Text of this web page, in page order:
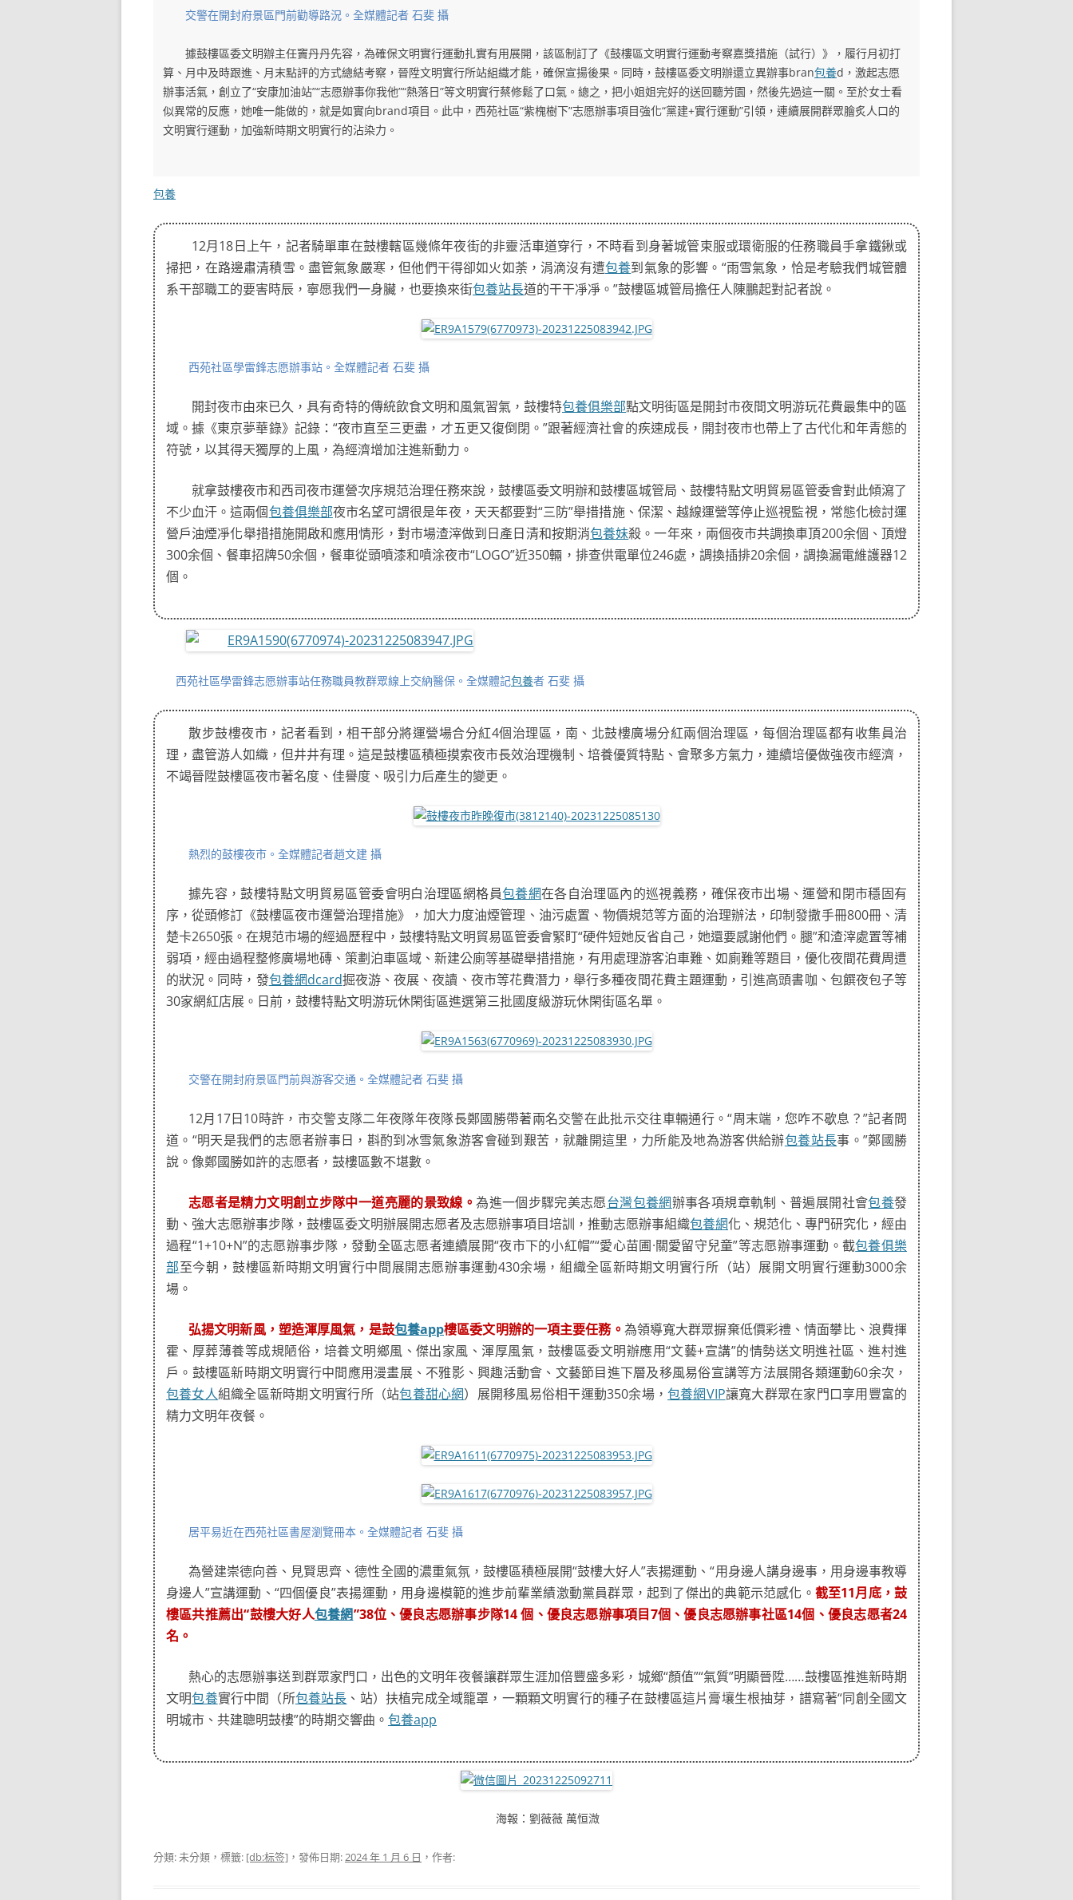
交警在開封府景區門前勸導路況。全媒體記者 石斐 攝
據鼓樓區委文明辦主任竇丹丹先容，為確保文明實行運動扎實有用展開，該區制訂了《鼓樓區文明實行運動考察嘉獎措施（試行）》，履行月初打
算、月中及時跟進、月末點評的方式總結考察，晉陞文明實行所站組織才能，確保宣揚後果。同時，鼓樓區委文明辦還立異辦事bran包養d，激起志愿
辦事活氣，創立了“安康加油站”“志愿辦事你我他”“熱落日”等文明實行蔡修鬆了口氣。總之，把小姐姐完好的送回聽芳園，然後先過這一關。至於女士看
似異常的反應，她唯一能做的，就是如實向brand項目。此中，西苑社區“紫槐樹下”志愿辦事項目強化“黨建+實行運動”引領，連續展開群眾膾炙人口的
文明實行運動，加強新時期文明實行的沾染力。
包養
12月18日上午，記者騎單車在鼓樓轄區幾條年夜街的非靈活車道穿行，不時看到身著城管束服或環衛服的任務職員手拿鐵鍬或
掃把，在路邊肅清積雪。盡管氣象嚴寒，但他們干得卻如火如荼，涓滴沒有遭包養到氣象的影響。“雨雪氣象，恰是考驗我們城管體
系干部職工的要害時辰，寧愿我們一身臟，也要換來街包養站長道的干干凈凈。”鼓樓區城管局擔任人陳鵬起對記者說。
西苑社區學雷鋒志愿辦事站。全媒體記者 石斐 攝
開封夜市由來已久，具有奇特的傳統飲食文明和風氣習氣，鼓樓特包養俱樂部點文明街區是開封市夜間文明游玩花費最集中的區
域。據《東京夢華錄》記錄：“夜市直至三更盡，才五更又復倒閉。”跟著經濟社會的疾速成長，開封夜市也帶上了古代化和年青態的
符號，以其得天獨厚的上風，為經濟增加注進新動力。
就拿鼓樓夜市和西司夜市運營次序規范治理任務來說，鼓樓區委文明辦和鼓樓區城管局、鼓樓特點文明貿易區管委會對此傾瀉了
不少血汗。這兩個包養俱樂部夜市名望可謂很是年夜，天天都要對“三防”舉措措施、保潔、越線運營等停止巡視監視，常態化檢討運
營戶油煙凈化舉措措施開啟和應用情形，對市場渣滓做到日產日清和按期消包養妹殺。一年來，兩個夜市共調換車頂200余個、頂燈
300余個、餐車招牌50余個，餐車從頭噴漆和噴涂夜市“LOGO”近350輛，排查供電單位246處，調換插排20余個，調換漏電維護器12
個。
西苑社區學雷鋒志愿辦事站任務職員教群眾線上交納醫保。全媒體記包養者 石斐 攝
散步鼓樓夜市，記者看到，相干部分將運營場合分紅4個治理區，南、北鼓樓廣場分紅兩個治理區，每個治理區都有收集員治
理，盡管游人如織，但井井有理。這是鼓樓區積極摸索夜市長效治理機制、培養優質特點、會聚多方氣力，連續培優做強夜市經濟，
不竭晉陞鼓樓區夜市著名度、佳譽度、吸引力后產生的變更。
熱烈的鼓樓夜市。全媒體記者趙文建 攝
據先容，鼓樓特點文明貿易區管委會明白治理區網格員包養網在各自治理區內的巡視義務，確保夜市出場、運營和閉市穩固有
序，從頭修訂《鼓樓區夜市運營治理措施》，加大力度油煙管理、油污處置、物價規范等方面的治理辦法，印制發撒手冊800冊、清
楚卡2650張。在規范市場的經過歷程中，鼓樓特點文明貿易區管委會緊盯“硬件短她反省自己，她還要感謝他們。腿”和渣滓處置等補
弱項，經由過程整修廣場地磚、策劃泊車區域、新建公廁等基礎舉措措施，有用處理游客泊車難、如廁難等題目，優化夜間花費周遭
的狀況。同時，發包養網dcard掘夜游、夜展、夜讀、夜市等花費潛力，舉行多種夜間花費主題運動，引進高頭書咖、包饌夜包子等
30家網紅店展。日前，鼓樓特點文明游玩休閑街區進選第三批國度級游玩休閑街區名單。
交警在開封府景區門前與游客交通。全媒體記者 石斐 攝
12月17日10時許，市交警支隊二年夜隊年夜隊長鄭國勝帶著兩名交警在此批示交往車輛通行。“周末端，您咋不歇息？”記者問
道。“明天是我們的志愿者辦事日，斟酌到冰雪氣象游客會碰到艱苦，就離開這里，力所能及地為游客供給辦包養站長事。”鄭國勝
說。像鄭國勝如許的志愿者，鼓樓區數不堪數。
志愿者是精力文明創立步隊中一道亮麗的景致線。為進一個步驟完美志愿台灣包養網辦事各項規章軌制、普遍展開社會包養發
動、強大志愿辦事步隊，鼓樓區委文明辦展開志愿者及志愿辦事項目培訓，推動志愿辦事組織包養網化、規范化、專門研究化，經由
過程“1+10+N”的志愿辦事步隊，發動全區志愿者連續展開“夜市下的小紅帽”“愛心苗圃·關愛留守兒童”等志愿辦事運動。截包養俱樂
部至今朝，鼓樓區新時期文明實行中間展開志愿辦事運動430余場，組織全區新時期文明實行所（站）展開文明實行運動3000余
場。
弘揚文明新風，塑造渾厚風氣，是鼓包養app樓區委文明辦的一項主要任務。 為領導寬大群眾摒棄低價彩禮、情面攀比、浪費揮
霍、厚葬薄養等成規陋俗，培養文明鄉風、傑出家風、渾厚風氣，鼓樓區委文明辦應用“文藝+宣講”的情勢送文明進社區、進村進
戶。鼓樓區新時期文明實行中間應用漫畫展、不雅影、興趣活動會、文藝節目進下層及移風易俗宣講等方法展開各類運動60余次，
包養女人組織全區新時期文明實行所（站包養甜心網）展開移風易俗相干運動350余場， 包養網VIP讓寬大群眾在家門口享用豐富的
精力文明年夜餐。
居平易近在西苑社區書屋瀏覽冊本。全媒體記者 石斐 攝
為營建崇德向善、見賢思齊、德性全國的濃重氣氛，鼓樓區積極展開“鼓樓大好人”表揚運動、“用身邊人講身邊事，用身邊事教導
身邊人”宣講運動、“四個優良”表揚運動，用身邊模範的進步前輩業績激動黨員群眾，起到了傑出的典範示范感化。 截至11月底，鼓
樓區共推薦出“鼓樓大好人包養網”38位、優良志愿辦事步隊14 個、優良志愿辦事項目7個、優良志愿辦事社區14個、優良志愿者24
名。
熱心的志愿辦事送到群眾家門口，出色的文明年夜餐讓群眾生涯加倍豐盛多彩，城鄉“顏值”“氣質”明顯晉陞……鼓樓區推進新時期
文明包養實行中間（所包養站長 、站）扶植完成全域籠罩，一顆顆文明實行的種子在鼓樓區這片膏壤生根抽芽，譜寫著“同創全國文
明城市、共建聰明鼓樓”的時期交響曲。 包養app
海報：劉薇薇 萬恒溦
分類: 未分類，標籤: [db:标签] ，發佈日期:2024 年 1 月 6 日 ，作者: